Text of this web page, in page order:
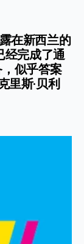
在新西兰的
经完成了通
似乎答案
里斯·贝利